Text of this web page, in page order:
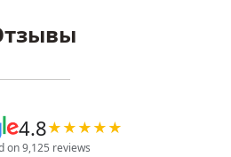
4.8★★★★★
on 9,125 reviews